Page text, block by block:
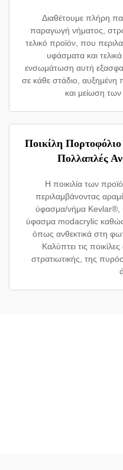
Διαθέτουμε πλήρη
παραγωγή νήματος,
τελικό προϊόν, που
υφάσματα και
ενσωμάτωση αυτή
σε κάθε στάδιο, αυξημένη
και μείωση
Ποικίλη
Πολλαπλές
Η ποικιλία των
περιλαμβάνοντας
ύφασμα/νήμα Kevlar®,
ύφασμα modacrylic καθώς
όπως ανθεκτικά στη
Καλύπτει τις
στρατιωτικής, της